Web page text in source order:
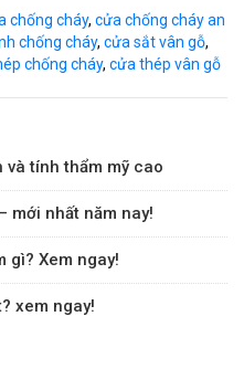
chống cháy, cửa chống cháy an
chống cháy, cửa sắt vân gỗ,
chống cháy, cửa thép vân gỗ
và tính thẩm mỹ cao
mới nhất năm nay!
gì? Xem ngay!
xem ngay!